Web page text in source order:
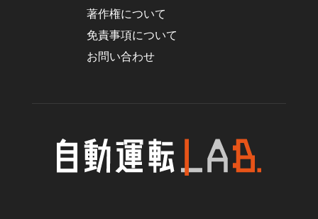
著作権について
免責事項について
お問い合わせ